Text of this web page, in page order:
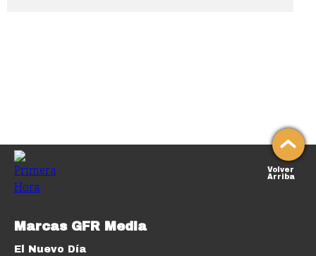
Volver
Arriba
Marcas GFR Media
El Nuevo Día